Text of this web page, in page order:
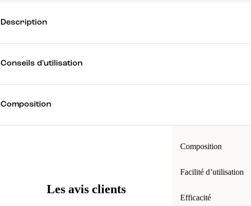
Description
Conseils d'utilisation
Composition
Les avis clients
Composition
Facilité d’utilisation
Efficacité